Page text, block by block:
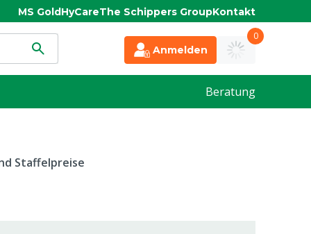
MS GoldHyCareThe Schippers GroupKontakt
Anmelden
0
Beratung
Staffelpreise